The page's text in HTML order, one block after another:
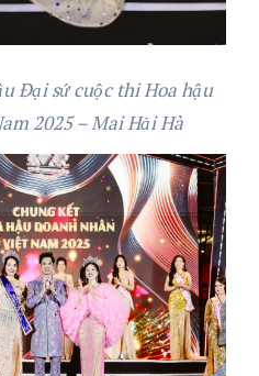
Đại sứ cuộc thi Hoa hậu
2025 – Mai Hải Hà